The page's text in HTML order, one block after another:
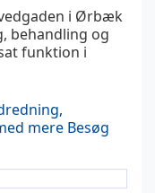
i Ørbæk
behandling og
funktion i
mere Besøg